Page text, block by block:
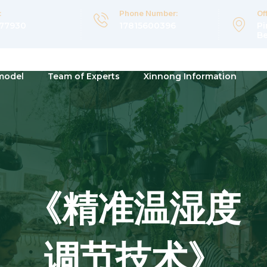
Phone Number:
Team of Experts Xinnong Information
《精准温湿度
调节技术》